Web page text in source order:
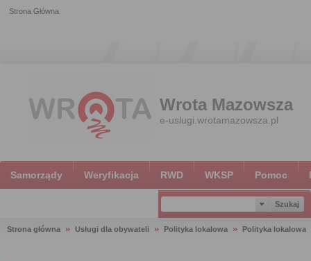
Strona Główna
Wrota Mazowsza
e-uslugi.wrotamazowsza.pl
Samorządy Weryfikacja RWD WKSP Pomoc
Strona główna Usługi dla obywateli Polityka lokalowa Polityka lokalowa